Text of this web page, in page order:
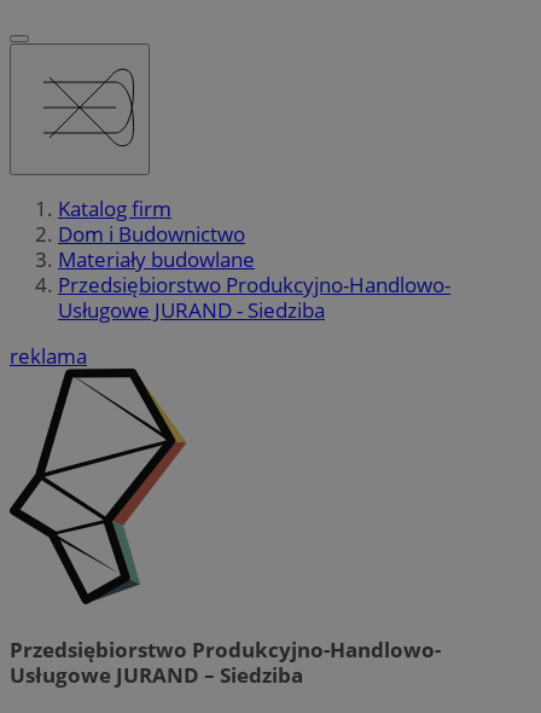
Katalog firm
Dom i Budownictwo
Materiały budowlane
Przedsiębiorstwo Produkcyjno-Handlowo-
Usługowe JURAND - Siedziba
reklama
Przedsiębiorstwo Produkcyjno-Handlowo-
Usługowe JURAND – Siedziba